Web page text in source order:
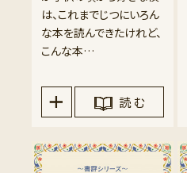
は、これまでじつにいろん
な本を読んできたけれど、
こんな本…
読 む